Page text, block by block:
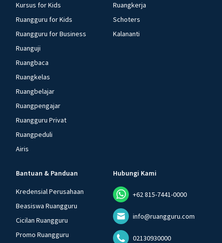
Kursus for Kids
Ruangguru for Kids
Ruangguru for Business
Ruanguji
Ruangbaca
Ruangkelas
Ruangbelajar
Ruangpengajar
Ruangguru Privat
Ruangpeduli
Airis
Ruangkerja
Schoters
Kalananti
Bantuan & Panduan
Kredensial Perusahaan
Beasiswa Ruangguru
Cicilan Ruangguru
Promo Ruangguru
Hubungi Kami
+62 815-7441-0000
info@ruangguru.com
02130930000